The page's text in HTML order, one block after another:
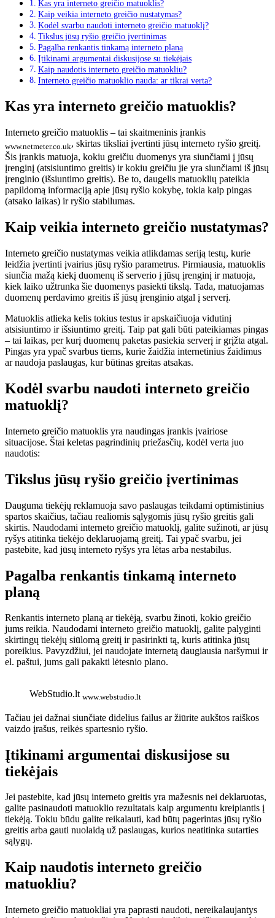
Kas yra interneto greičio matuoklis?
Kaip veikia interneto greičio nustatymas?
Kodėl svarbu naudoti interneto greičio matuoklį?
Tikslus jūsų ryšio greičio įvertinimas
Pagalba renkantis tinkamą interneto planą
Įtikinami argumentai diskusijose su tiekėjais
Kaip naudotis interneto greičio matuokliu?
Interneto greičio matuoklio nauda: ar tikrai verta?
Kas yra interneto greičio matuoklis?
Interneto greičio matuoklis – tai skaitmeninis įrankis
www.netmeter.co.uk, skirtas tiksliai įvertinti jūsų interneto ryšio greitį.
Šis įrankis matuoja, kokiu greičiu duomenys yra siunčiami į jūsų
įrenginį (atsisiuntimo greitis) ir kokiu greičiu jie yra siunčiami iš jūsų
įrenginio (išsiuntimo greitis). Be to, daugelis matuoklių pateikia
papildomą informaciją apie jūsų ryšio kokybę, tokia kaip pingas
(atsako laikas) ir ryšio stabilumas.
Kaip veikia interneto greičio nustatymas?
Interneto greičio nustatymas veikia atlikdamas seriją testų, kurie
leidžia įvertinti įvairius jūsų ryšio parametrus. Pirmiausia, matuoklis
siunčia mažą kiekį duomenų iš serverio į jūsų įrenginį ir matuoja,
kiek laiko užtrunka šie duomenys pasiekti tikslą. Tada, matuojamas
duomenų perdavimo greitis iš jūsų įrenginio atgal į serverį.
Matuoklis atlieka kelis tokius testus ir apskaičiuoja vidutinį
atsisiuntimo ir išsiuntimo greitį. Taip pat gali būti pateikiamas pingas
– tai laikas, per kurį duomenų paketas pasiekia serverį ir grįžta atgal.
Pingas yra ypač svarbus tiems, kurie žaidžia internetinius žaidimus
ar naudoja paslaugas, kur būtinas greitas atsakas.
Kodėl svarbu naudoti interneto greičio
matuoklį?
Interneto greičio matuoklis yra naudingas įrankis įvairiose
situacijose. Štai keletas pagrindinių priežasčių, kodėl verta juo
naudotis:
Tikslus jūsų ryšio greičio įvertinimas
Dauguma tiekėjų reklamuoja savo paslaugas teikdami optimistinius
spartos skaičius, tačiau realiomis sąlygomis jūsų ryšio greitis gali
skirtis. Naudodami interneto greičio matuoklį, galite sužinoti, ar jūsų
ryšys atitinka tiekėjo deklaruojamą greitį. Tai ypač svarbu, jei
pastebite, kad jūsų interneto ryšys yra lėtas arba nestabilus.
Pagalba renkantis tinkamą interneto
planą
Renkantis interneto planą ar tiekėją, svarbu žinoti, kokio greičio
jums reikia. Naudodami interneto greičio matuoklį, galite palyginti
skirtingų tiekėjų siūlomą greitį ir pasirinkti tą, kuris atitinka jūsų
poreikius. Pavyzdžiui, jei naudojate internetą daugiausia naršymui ir
el. paštui, jums gali pakakti lėtesnio plano.
WebStudio.lt www.webstudio.lt
Tačiau jei dažnai siunčiate didelius failus ar žiūrite aukštos raiškos
vaizdo įrašus, reikės spartesnio ryšio.
Įtikinami argumentai diskusijose su
tiekėjais
Jei pastebite, kad jūsų interneto greitis yra mažesnis nei deklaruotas,
galite pasinaudoti matuoklio rezultatais kaip argumentu kreipiantis į
tiekėją. Tokiu būdu galite reikalauti, kad būtų pagerintas jūsų ryšio
greitis arba gauti nuolaidą už paslaugas, kurios neatitinka sutarties
sąlygų.
Kaip naudotis interneto greičio
matuokliu?
Interneto greičio matuokliai yra paprasti naudoti, nereikalaujantys